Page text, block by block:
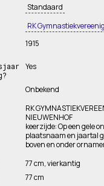
Standaard
RK
1915
Yes
Onbekend
RK
NIEUWENHOF
keerzijde: Op een gele
plaatsnaam en jaartal
boven en onder
77 cm, vierkantig
77 cm